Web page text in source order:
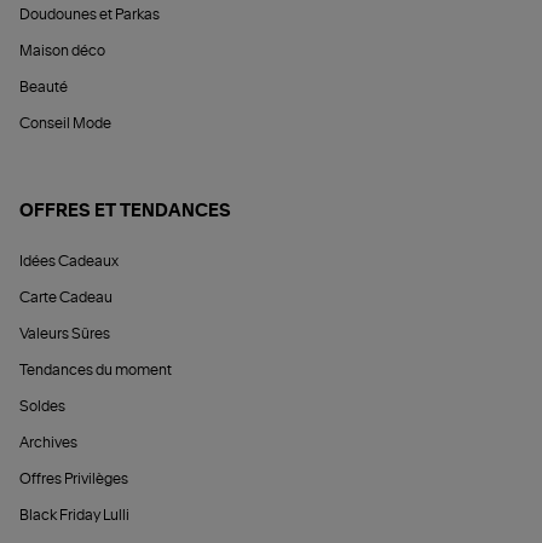
Doudounes et Parkas
Maison déco
Beauté
Conseil Mode
OFFRES ET TENDANCES
Idées Cadeaux
Carte Cadeau
Valeurs Sûres
Tendances du moment
Soldes
Archives
Offres Privilèges
Black Friday Lulli